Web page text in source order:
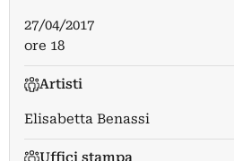
27/04/2017
ore 18
Artisti
Elisabetta Benassi
Uffici stampa